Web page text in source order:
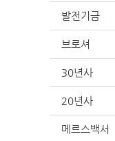
발전기금
브로셔
30년사
20년사
메르스백서